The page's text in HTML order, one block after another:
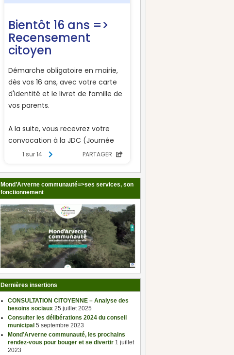
Mond’Arverne communauté=>ses services, son
fonctionnement
Dernières insertions
CONSULTATION CITOYENNE – Analyse des
besoins sociaux 25 juillet 2025
Consulter les délibérations 2024 du conseil
municipal 5 septembre 2023
Mond’Arverne communauté, les prochains
rendez-vous pour bouger et se divertir 1 juillet
2023